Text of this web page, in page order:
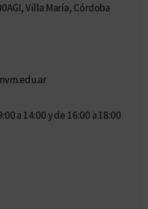
Villa María, Córdoba
a 14:00 y de 16:00 a 18:00